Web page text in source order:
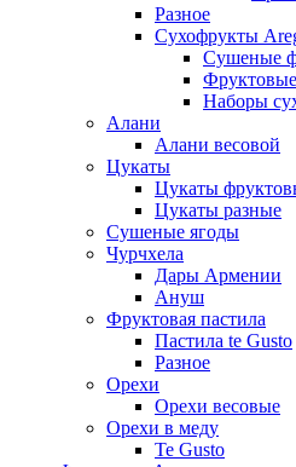
Разное
Сухофрукты
Сушеные
Наборы
Алани
Алани весовой
Цукаты
Цукаты
Цукаты разные
Сушеные ягоды
Чурчхела
Дары Армении
Ануш
Фруктовая пастила
Пастила te Gusto
Разное
Орехи
Орехи весовые
Орехи в меду
Te Gusto